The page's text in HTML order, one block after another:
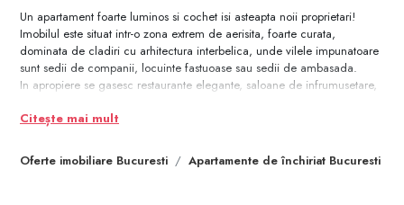
Oferte imobiliare Bucuresti Apartamente de închiriat Bucuresti
Un apartament foarte luminos si cochet isi asteapta noii proprietari!
Imobilul este situat intr-o zona extrem de aerisita, foarte curata,
dominata de cladiri cu arhitectura interbelica, unde vilele impunatoare
sunt sedii de companii, locuinte fastuoase sau sedii de ambasada.
In apropiere se gasesc restaurante elegante, saloane de infrumusetare,
Apartamentul este situat la etajul 1 al unei cladiri de 4 etaje, este
in anul 2017.
Ca dotari mentionam centrala termica proprie, tamplaria de aluminiu,
Citește mai mult